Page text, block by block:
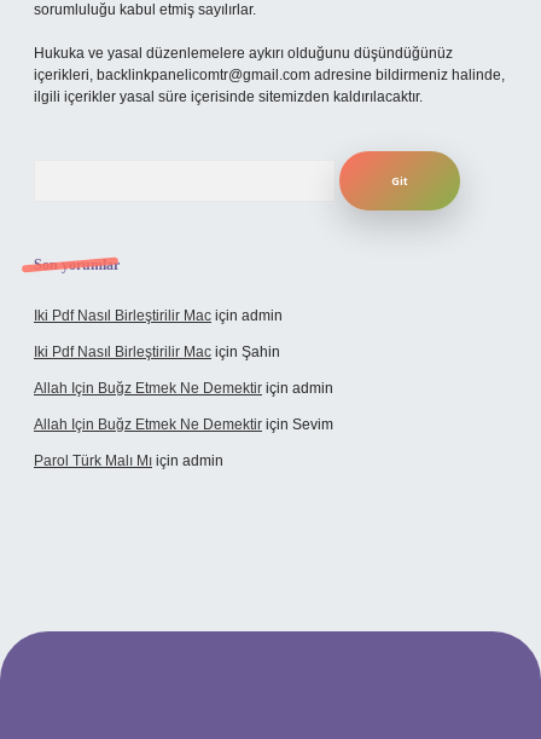
sorumluluğu kabul etmiş sayılırlar.
Hukuka ve yasal düzenlemelere aykırı olduğunu düşündüğünüz
içerikleri, backlinkpanelicomtr@gmail.com adresine bildirmeniz halinde,
ilgili içerikler yasal süre içerisinde sitemizden kaldırılacaktır.
Son yorumlar
Iki Pdf Nasıl Birleştirilir Mac için admin
Iki Pdf Nasıl Birleştirilir Mac için Şahin
Allah Için Buğz Etmek Ne Demektir için admin
Allah Için Buğz Etmek Ne Demektir için Sevim
Parol Türk Malı Mı için admin